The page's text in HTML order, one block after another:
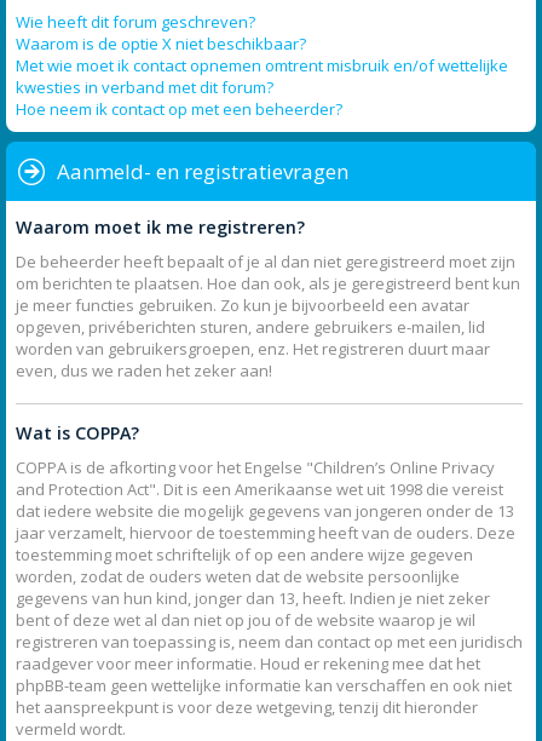
Wie heeft dit forum geschreven?
Waarom is de optie X niet beschikbaar?
Met wie moet ik contact opnemen omtrent misbruik en/of wettelijke
kwesties in verband met dit forum?
Hoe neem ik contact op met een beheerder?
Aanmeld- en registratievragen
Waarom moet ik me registreren?
De beheerder heeft bepaalt of je al dan niet geregistreerd moet zijn
om berichten te plaatsen. Hoe dan ook, als je geregistreerd bent kun
je meer functies gebruiken. Zo kun je bijvoorbeeld een avatar
opgeven, privéberichten sturen, andere gebruikers e-mailen, lid
worden van gebruikersgroepen, enz. Het registreren duurt maar
even, dus we raden het zeker aan!
Wat is COPPA?
COPPA is de afkorting voor het Engelse "Children’s Online Privacy
and Protection Act". Dit is een Amerikaanse wet uit 1998 die vereist
dat iedere website die mogelijk gegevens van jongeren onder de 13
jaar verzamelt, hiervoor de toestemming heeft van de ouders. Deze
toestemming moet schriftelijk of op een andere wijze gegeven
worden, zodat de ouders weten dat de website persoonlijke
gegevens van hun kind, jonger dan 13, heeft. Indien je niet zeker
bent of deze wet al dan niet op jou of de website waarop je wil
registreren van toepassing is, neem dan contact op met een juridisch
raadgever voor meer informatie. Houd er rekening mee dat het
phpBB-team geen wettelijke informatie kan verschaffen en ook niet
het aanspreekpunt is voor deze wetgeving, tenzij dit hieronder
vermeld wordt.